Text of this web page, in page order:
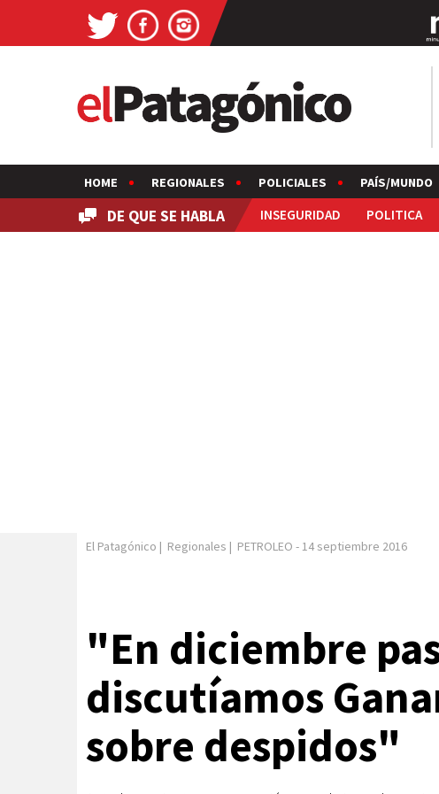
HOME REGIONALES POLICIALES PAÍS/MUNDO
DE QUE SE HABLA INSEGURIDAD POLITICA
El Patagónico | Regionales | PETROLEO - 14 septiembre 2016
"En diciembre
discutíamos
sobre despidos"